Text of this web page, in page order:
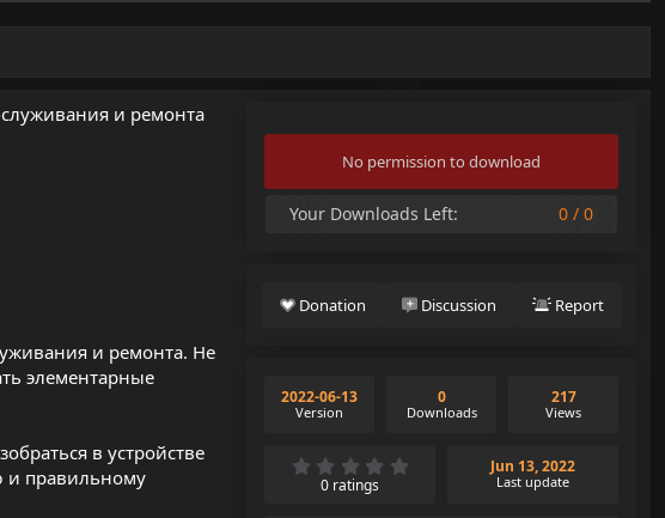
и ремонта
и ремонта. Не
элементарные
в устройстве
и правильному
Your Downloads Left: 0 / 0
No permission to download
Donation Discussion Report
2022-06-13
Version
0
Downloads
217
Views
0 ratings
Jun 13, 2022
Last update